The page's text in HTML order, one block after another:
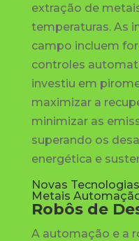
extração de
temperaturas. As
campo incluem
controles
investiu em
maximizar a
minimizar as
superando os
energética e
Novas
Metais
Robôs de
A automação e a